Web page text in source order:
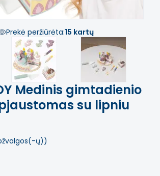
Prekė peržiūrėta:15 kartų
Medinis gimtadienio
su lipniu
ų))